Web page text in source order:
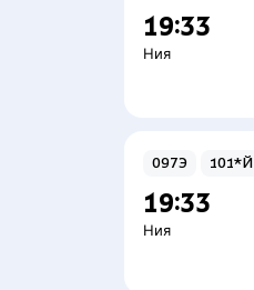
19:33
Ния
097Э 101*Й
19:33
Ния